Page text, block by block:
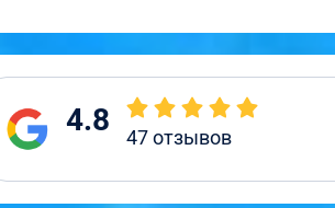
4.8 47отзывов